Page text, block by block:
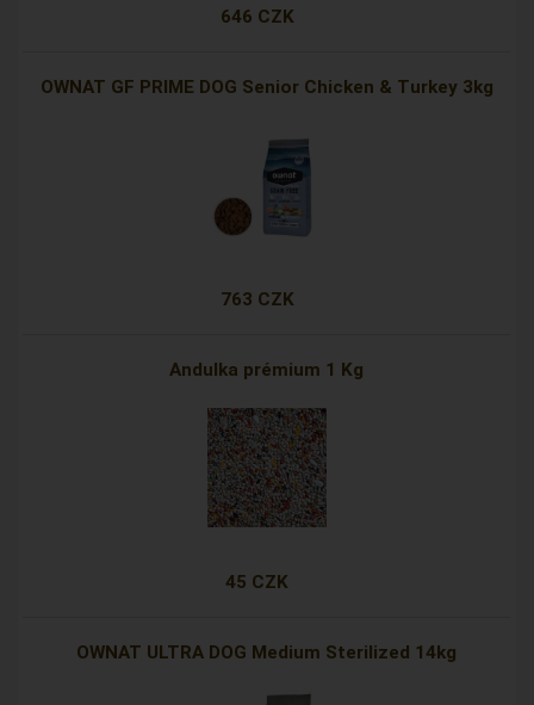
646 CZK
OWNAT GF PRIME DOG Senior Chicken & Turkey 3kg
763 CZK
Andulka prémium 1 Kg
45 CZK
OWNAT ULTRA DOG Medium Sterilized 14kg